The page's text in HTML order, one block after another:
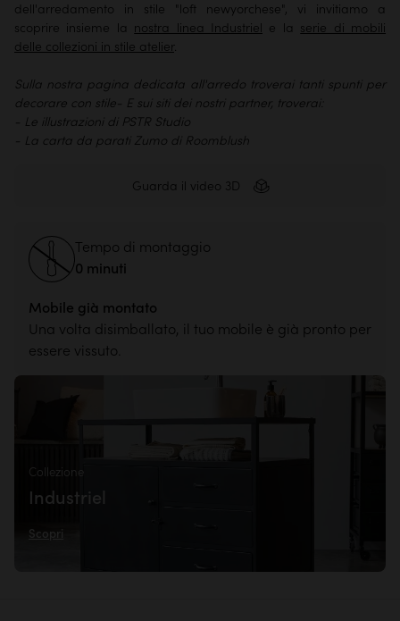
dell'arredamento in stile "loft newyorchese", vi invitiamo a
scoprire insieme la nostra linea Industriel e la serie di mobili
delle collezioni in stile atelier.
Sulla nostra pagina dedicata all'arredo troverai tanti spunti per
decorare con stile- E sui siti dei nostri partner, troverai:
- Le illustrazioni di PSTR Studio
- La carta da parati Zumo di Roomblush
Guarda il video 3D
Tempo di montaggio
0 minuti
Mobile già montato
Una volta disimballato, il tuo mobile è già pronto per
essere vissuto.
Collezione
Industriel
Scopri